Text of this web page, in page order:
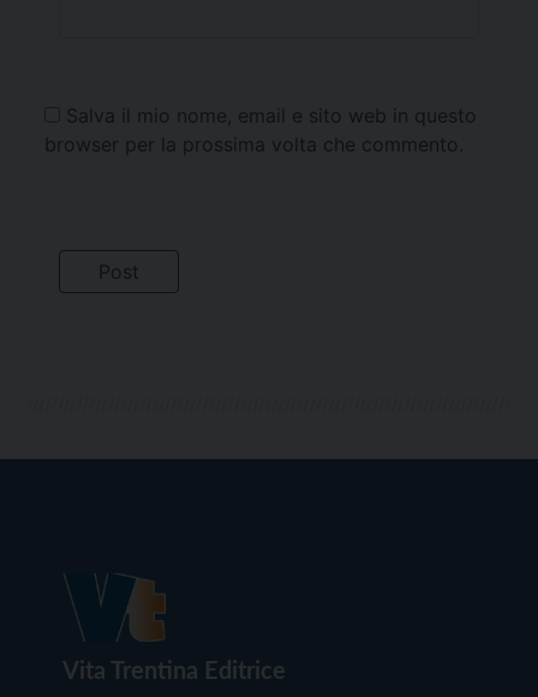
Salva il mio nome, email e sito web in questo
browser per la prossima volta che commento.
Vita Trentina Editrice